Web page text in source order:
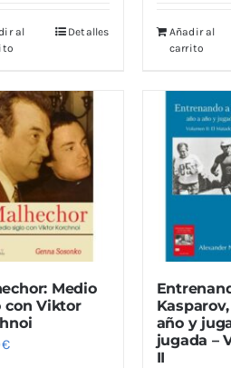
al
Detalles
Añadir al
carrito
Medio
con Viktor
€
año y
jugada –
II